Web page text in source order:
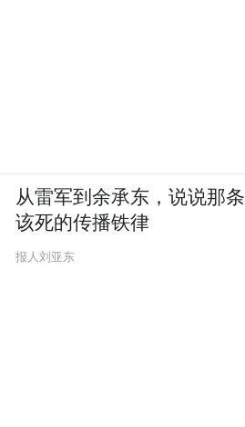
从雷军到余承东，说说那条
该死的传播铁律
报人刘亚东